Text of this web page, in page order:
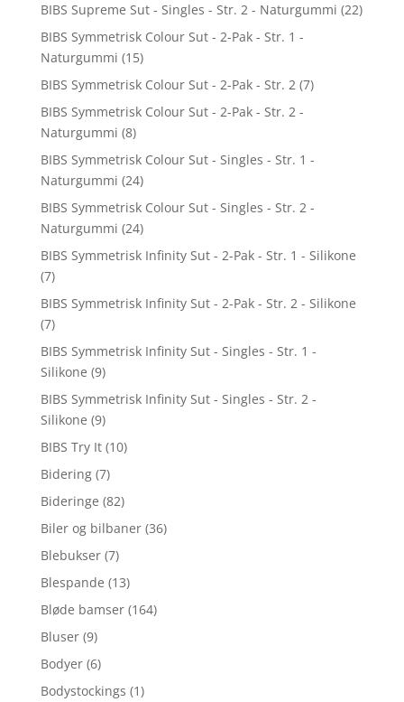
BIBS Supreme Sut - Singles - Str. 2 - Naturgummi (22)
BIBS Symmetrisk Colour Sut - 2-Pak - Str. 1 -
Naturgummi (15)
BIBS Symmetrisk Colour Sut - 2-Pak - Str. 2 (7)
BIBS Symmetrisk Colour Sut - 2-Pak - Str. 2 -
Naturgummi (8)
BIBS Symmetrisk Colour Sut - Singles - Str. 1 -
Naturgummi (24)
BIBS Symmetrisk Colour Sut - Singles - Str. 2 -
Naturgummi (24)
BIBS Symmetrisk Infinity Sut - 2-Pak - Str. 1 - Silikone
(7)
BIBS Symmetrisk Infinity Sut - 2-Pak - Str. 2 - Silikone
(7)
BIBS Symmetrisk Infinity Sut - Singles - Str. 1 -
Silikone (9)
BIBS Symmetrisk Infinity Sut - Singles - Str. 2 -
Silikone (9)
BIBS Try It (10)
Bidering (7)
Bideringe (82)
Biler og bilbaner (36)
Blebukser (7)
Blespande (13)
Bløde bamser (164)
Bluser (9)
Bodyer (6)
Bodystockings (1)